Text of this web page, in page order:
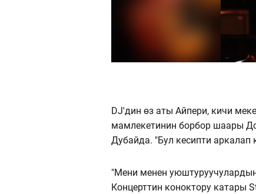
DJ'дин өз аты Айпери, кичи
мамлекетинин борбор шаары
Дубайда. "Бул кесипти аркалап
"Мени менен
Концерттин коноктору катары